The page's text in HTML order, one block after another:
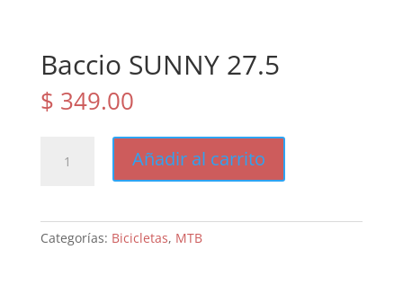
Baccio SUNNY 27.5
$ 349.00
SUNNY
Añadir al carrito
Categorías: Bicicletas, MTB